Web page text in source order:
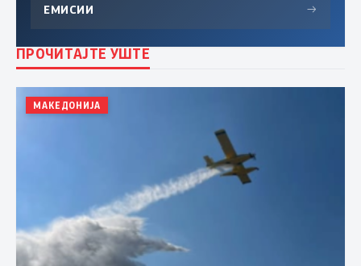
ЕМИСИИ →
ПРОЧИТАЈТЕ УШТЕ
МАКЕДОНИЈА